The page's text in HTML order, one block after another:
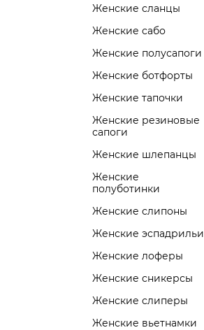
Женские сланцы
Женские сабо
Женские полусапоги
Женские ботфорты
Женские тапочки
Женские резиновые
сапоги
Женские шлепанцы
Женские
полуботинки
Женские слипоны
Женские эспадрильи
Женские лоферы
Женские сникерсы
Женские слиперы
Женские вьетнамки